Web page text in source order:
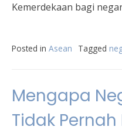
Kemerdekaan bagi
Posted in Asean Tagged
Mengapa
Tidak